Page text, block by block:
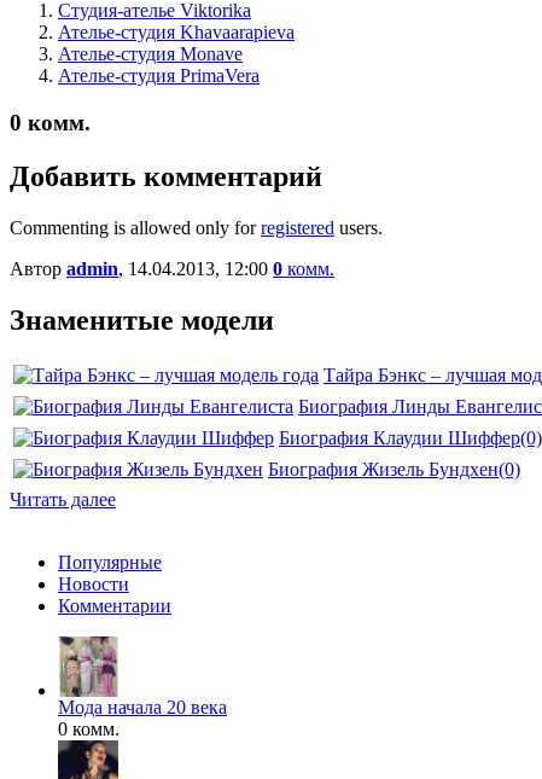
Студия-ателье Viktorika
Ателье-студия Khavaarapieva
Ателье-студия Monave
Ателье-студия PrimaVera
0 комм.
Добавить комментарий
Commenting is allowed only forregistered users.
Автор admin, 14.04.2013, 12:00 0 комм.
Знаменитые модели
Тайра Бэнкс – лучшая
Биография Линды
Биография Клаудии Шиффер(0)
Биография Жизель Бундхен(0)
Читать далее
Популярные
Новости
Комментарии
Мода начала 20 века
0 комм.